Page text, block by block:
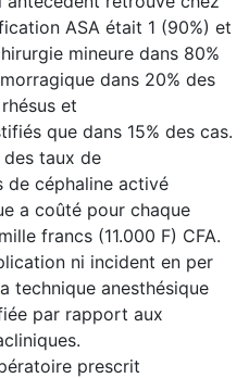
ASA était 1 (90%) et
mineure dans 80%
dans 20% des
et
que dans 15% des cas.
des taux de
de céphaline activé
a coûté pour chaque
francs (11.000 F) CFA.
ni incident en per
technique anesthésique
par rapport aux
prescrit